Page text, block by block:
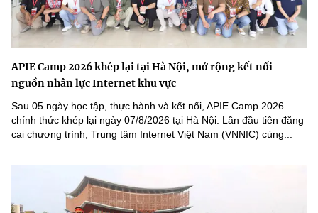
APIE Camp 2026 khép lại tại Hà Nội, mở rộng kết nối
nguồn nhân lực Internet khu vực
Sau 05 ngày học tập, thực hành và kết nối, APIE Camp 2026
chính thức khép lại ngày 07/8/2026 tại Hà Nội. Lần đầu tiên đăng
cai chương trình, Trung tâm Internet Việt Nam (VNNIC) cùng...